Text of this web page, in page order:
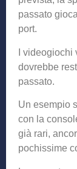
passato
port.
I
dovrebbe
passato.
Un esempio
con la
già rari,
pochissime